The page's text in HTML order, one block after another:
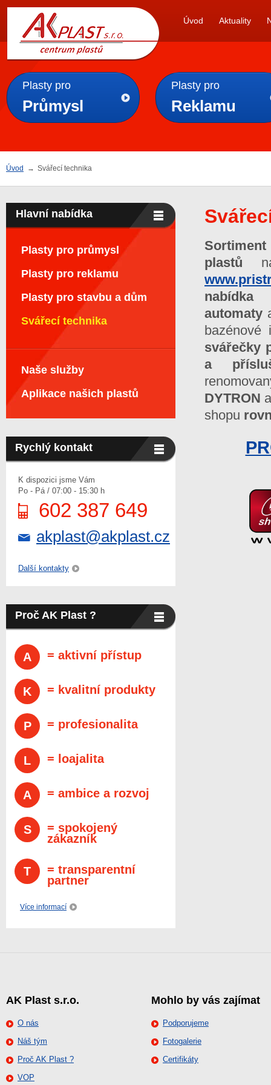
AKPLAST s.r.o.
Úvod Aktuality
Plasty pro
Průmysl
Plasty pro
Reklamu
Úvod → Svářecí technika
Sortiment
plastů
automaty
svářečky
a
DYTRON
shopu
Hlavní nabídka
Plasty pro průmysl
Plasty pro reklamu
Plasty pro stavbu a dům
Svářecí technika
Naše služby
Aplikace našich plastů
Rychlý kontakt
K dispozici jsme Vám
Po - Pá / 07:00 - 15:30 h
602 387 649
akplast@akplast.cz
Další kontakty
Proč AK Plast ?
A = aktivní přístup
K = kvalitní produkty
P = profesionalita
L = loajalita
A = ambice a rozvoj
S
= spokojený
zákazník
T
= transparentní
partner
Více informací
AK Plast s.r.o.
O nás
Náš tým
Proč AK Plast ?
VOP
Mohlo by vás zajímat
Podporujeme
Fotogalerie
Certifikáty